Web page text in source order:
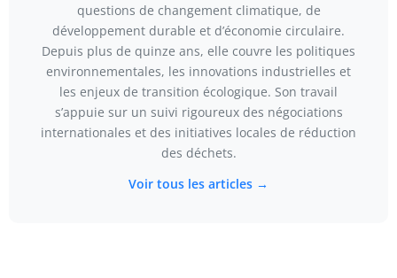
questions de changement climatique, de
développement durable et d’économie circulaire.
Depuis plus de quinze ans, elle couvre les politiques
environnementales, les innovations industrielles et
les enjeux de transition écologique. Son travail
s’appuie sur un suivi rigoureux des négociations
internationales et des initiatives locales de réduction
des déchets.
Voir tous les articles →